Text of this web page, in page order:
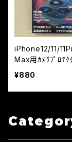
iPhone12/11/
Max用ｶﾒﾗﾌﾟﾛﾃｸ
ｽｸﾞﾚｲ
¥880